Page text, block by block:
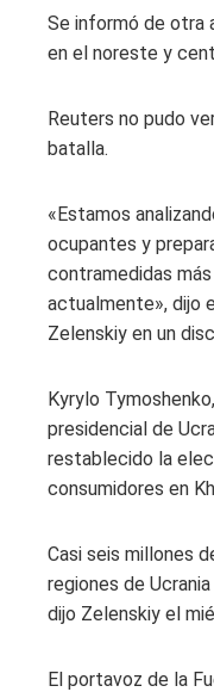
Se informó de otra
en el noreste y
Reuters no pudo
batalla.
«Estamos
ocupantes y
contramedidas
actualmente», dijo
Zelenskiy en un
Kyrylo
presidencial de
restablecido la
consumidores en
Casi seis millones
regiones de
dijo Zelenskiy el
El portavoz de la